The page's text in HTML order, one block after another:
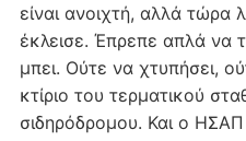
είναι ανοιχτή, αλλά
έκλεισε. Έπρεπε απλά να
μπει. Ούτε να χτυπήσει,
κτίριο του τερματικού
σιδηρόδρομου. Και ο